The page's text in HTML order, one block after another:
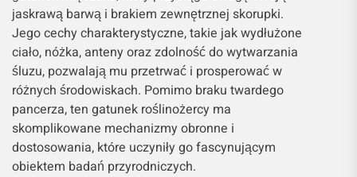
jaskrawą barwą i brakiem zewnętrznej skorupki.
Jego cechy charakterystyczne, takie jak wydłużone
ciało, nóżka, anteny oraz zdolność do wytwarzania
śluzu, pozwalają mu przetrwać i prosperować w
różnych środowiskach. Pomimo braku twardego
pancerza, ten gatunek roślinożercy ma
skomplikowane mechanizmy obronne i
dostosowania, które uczyniły go fascynującym
obiektem badań przyrodniczych.